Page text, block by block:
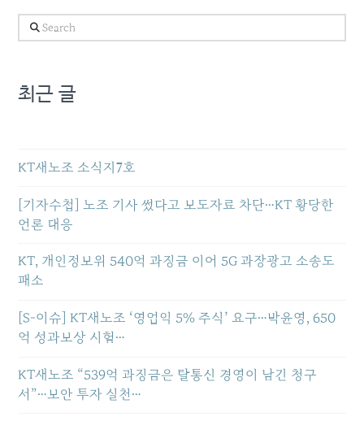
Search
최근 글
KT새노조 소식지7호
[기자수첩] 노조 기사 썼다고 보도자료 차단…KT 황당한
언론 대응
KT, 개인정보위 540억 과징금 이어 5G 과장광고 소송도
패소
[S-이슈] KT새노조 ‘영업익 5% 주식’ 요구…박윤영, 650
억 성과보상 시험…
KT새노조 “539억 과징금은 탈통신 경영이 남긴 청구
서”…보안 투자 실천…